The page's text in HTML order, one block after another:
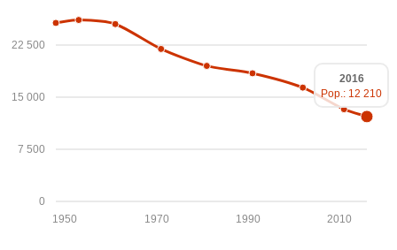
0
7 500
15 000
22 500
2010
1990
1970
1950
2016
Pop.: 12 210